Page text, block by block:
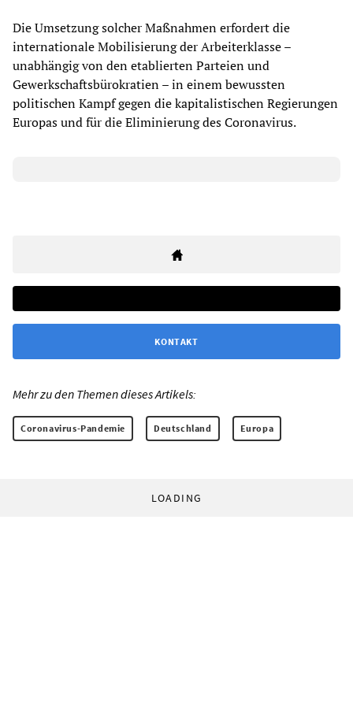
Die Umsetzung solcher Maßnahmen erfordert die
internationale Mobilisierung der Arbeiterklasse –
unabhängig von den etablierten Parteien und
Gewerkschaftsbürokratien – in einem bewussten
politischen Kampf gegen die kapitalistischen Regierungen
Europas und für die Eliminierung des Coronavirus.
KONTAKT
Mehr zu den Themen dieses Artikels:
Coronavirus-Pandemie Deutschland Europa
LOADING